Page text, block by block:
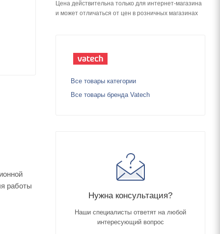
работы
Цена действительна только для интернет-магазина
и может отличаться от цен в розничных магазинах
Все товары категории
Все товары бренда Vatech
Нужна консультация?
Наши специалисты ответят на любой
интересующий вопрос